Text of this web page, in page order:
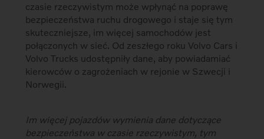
czasie rzeczywistym może wpłynąć na poprawę
bezpieczeństwa ruchu drogowego i staje się tym
skuteczniejsze, im więcej samochodów jest
połączonych w sieć. Od zeszłego roku Volvo Cars i
Volvo Trucks udostępniły dane, aby powiadamiać
kierowców o zagrożeniach w rejonie w Szwecji i
Norwegii.
Im więcej pojazdów wymienia dane dotyczące
bezpieczeństwa w czasie rzeczywistym, tym